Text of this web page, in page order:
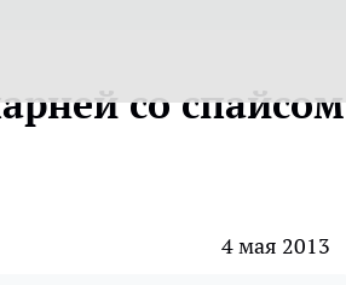
со спайсом
4 мая 2013